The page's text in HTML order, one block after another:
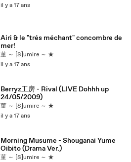
il y a 17 ans
Airi & le "trés méchant" concombre de
mer!
菫 ～ [S]umire ～ ★
il y a 17 ans
Berryz工房 - Rival (LIVE Dohhh up
24/05/2009)
菫 ～ [S]umire ～ ★
il y a 17 ans
Morning Musume - Shouganai Yume
Oibito (Drama Ver.)
菫 ～ [S]umire ～ ★